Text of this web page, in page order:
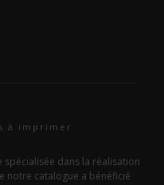
à imprimer
dans la réalisation
notre catalogue a bénéficié